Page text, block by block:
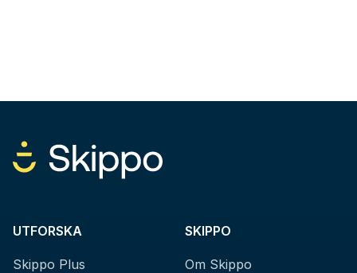
UTFORSKA
Skippo Plus
SKIPPO
Om Skippo